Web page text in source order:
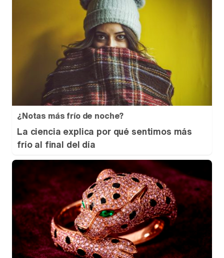
¿Notas más frío de noche?
La ciencia explica por qué sentimos más
frío al final del día